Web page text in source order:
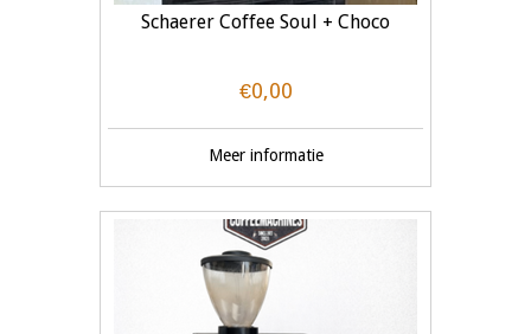
Schaerer Coffee Soul + Choco
€0,00
Meer informatie